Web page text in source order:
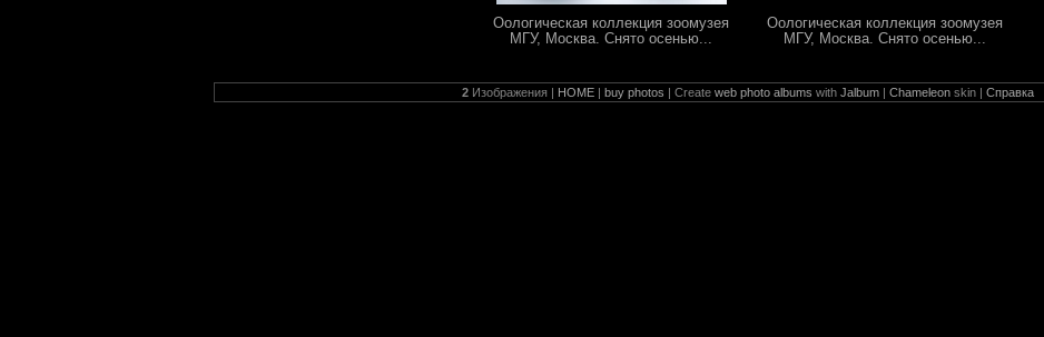
Оологическая коллекция зоомузея
МГУ, Москва. Снято осенью...
Оологическая коллекция зоомузея
МГУ, Москва. Снято осенью...
2 Изображения | HOME | buy photos | Create web photo albums with Jalbum | Chameleon skin | Справка